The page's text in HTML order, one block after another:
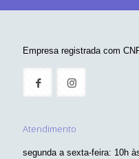
Empresa registrada com
Atendimento
segunda a sexta-feira: 10h